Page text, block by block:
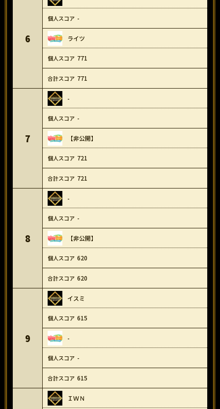
6
-
ライツ
771
771
7
-
-
【非公開】
721
721
8
-
-
【非公開】
620
620
9
イスミ
615
-
-
615
ＩＷＮ